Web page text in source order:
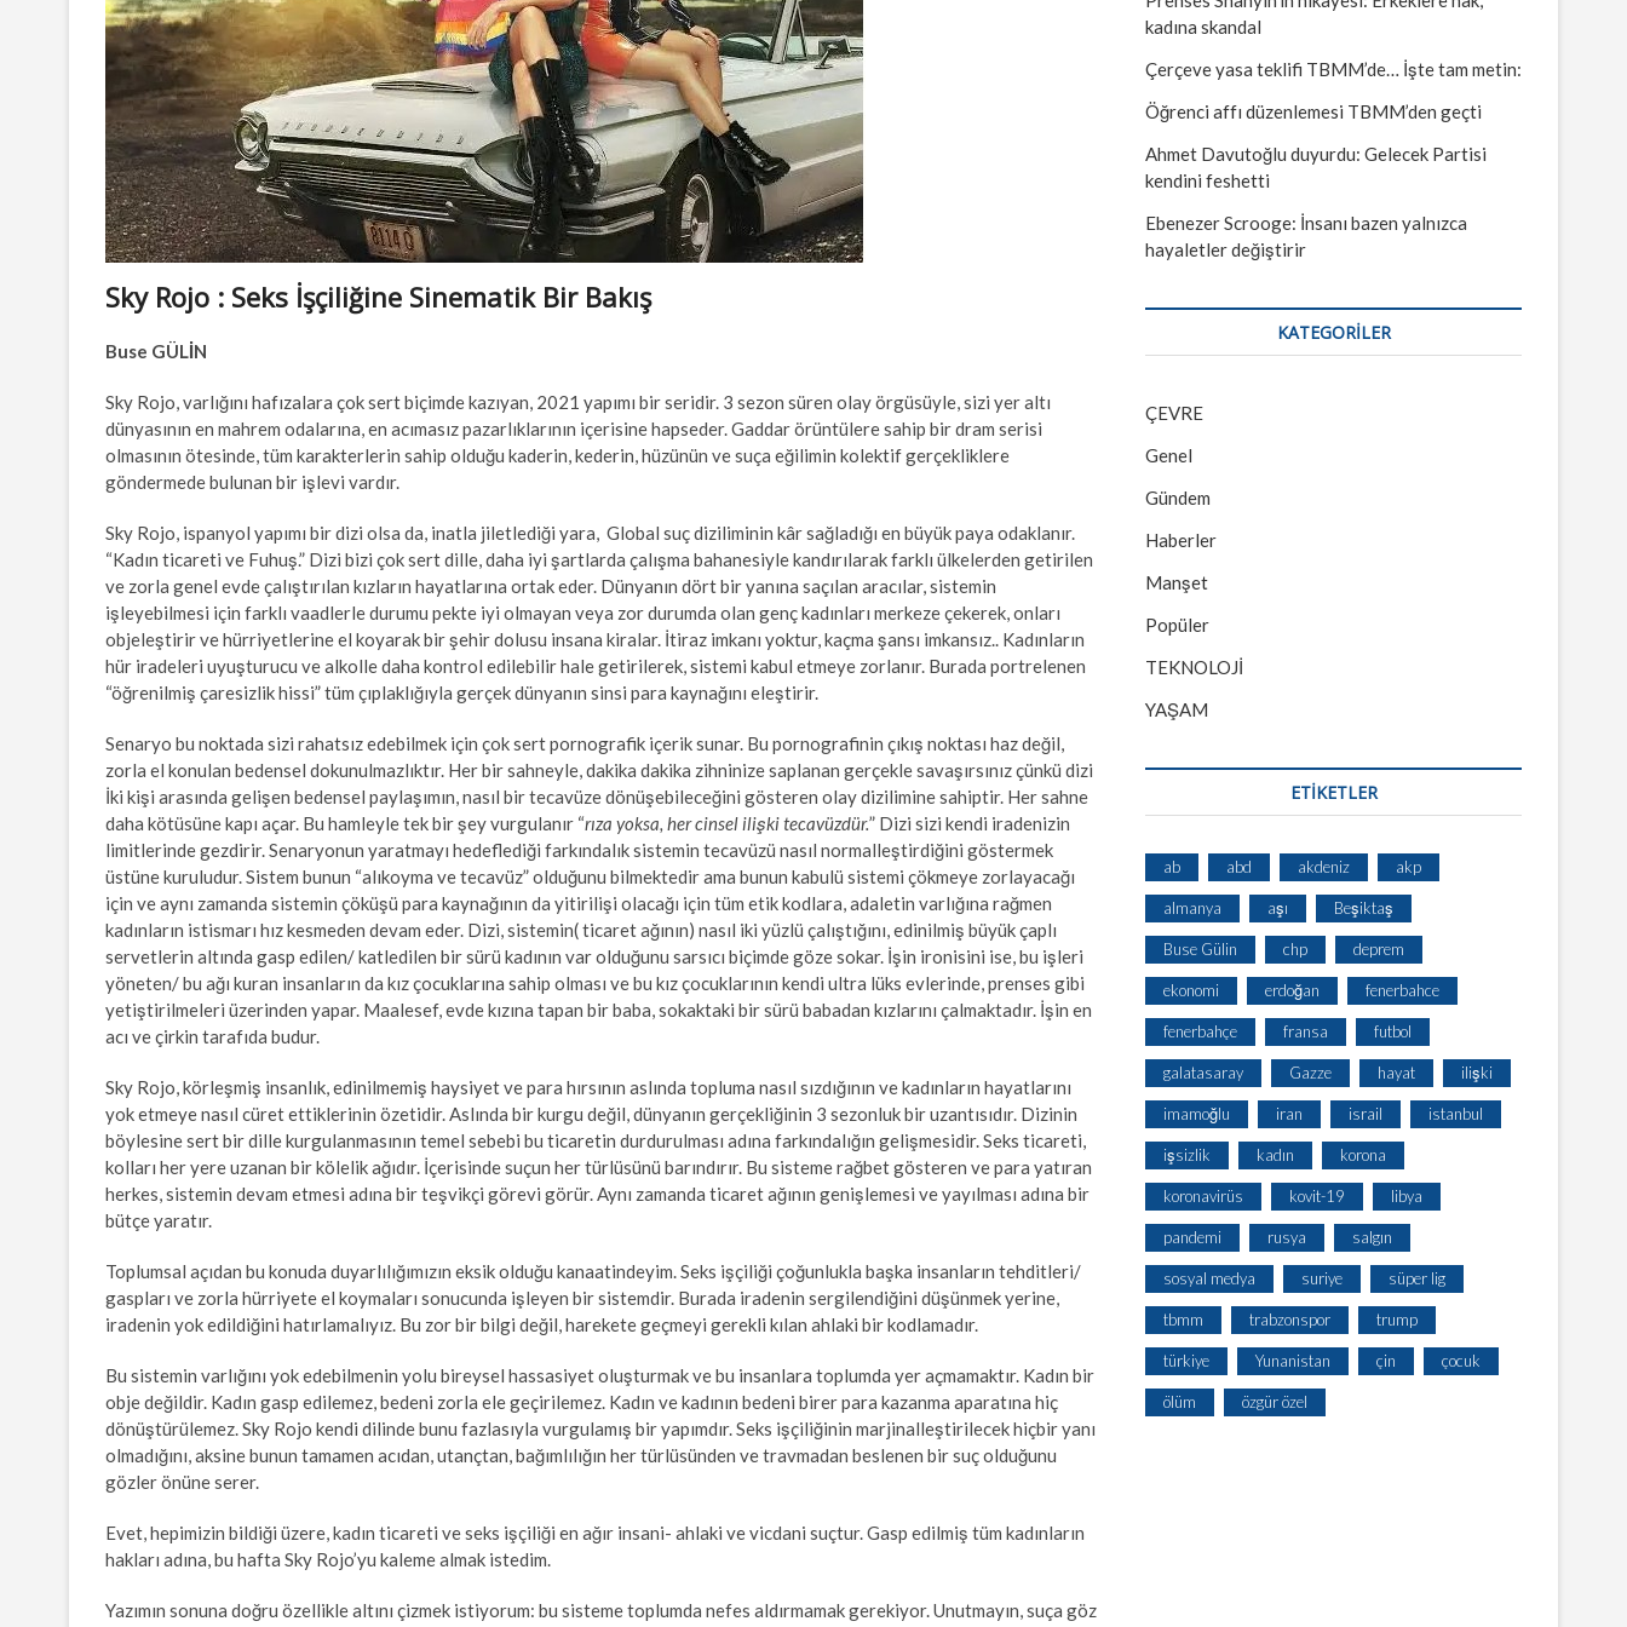
Sky Rojo : Seks İşçiliğine Sinematik Bir Bakış
Buse GÜLİN
Sky Rojo, varlığını hafızalara çok sert biçimde kazıyan, 2021 yapımı bir seridir. 3 sezon süren olay örgüsüyle, sizi yer altı
dünyasının en mahrem odalarına, en acımasız pazarlıklarının içerisine hapseder. Gaddar örüntülere sahip bir dram serisi
olmasının ötesinde, tüm karakterlerin sahip olduğu kaderin, kederin, hüzünün ve suça eğilimin kolektif gerçekliklere
göndermede bulunan bir işlevi vardır.
Sky Rojo, ispanyol yapımı bir dizi olsa da, inatla jiletlediği yara, Global suç diziliminin kâr sağladığı en büyük paya odaklanır.
“Kadın ticareti ve Fuhuş.” Dizi bizi çok sert dille, daha iyi şartlarda çalışma bahanesiyle kandırılarak farklı ülkelerden getirilen
ve zorla genel evde çalıştırılan kızların hayatlarına ortak eder. Dünyanın dört bir yanına saçılan aracılar, sistemin
işleyebilmesi için farklı vaadlerle durumu pekte iyi olmayan veya zor durumda olan genç kadınları merkeze çekerek, onları
objeleştirir ve hürriyetlerine el koyarak bir şehir dolusu insana kiralar. İtiraz imkanı yoktur, kaçma şansı imkansız.. Kadınların
hür iradeleri uyuşturucu ve alkolle daha kontrol edilebilir hale getirilerek, sistemi kabul etmeye zorlanır. Burada portrelenen
“öğrenilmiş çaresizlik hissi” tüm çıplaklığıyla gerçek dünyanın sinsi para kaynağını eleştirir.
Senaryo bu noktada sizi rahatsız edebilmek için çok sert pornografik içerik sunar. Bu pornografinin çıkış noktası haz değil,
zorla el konulan bedensel dokunulmazlıktır. Her bir sahneyle, dakika dakika zihninize saplanan gerçekle savaşırsınız çünkü dizi
İki kişi arasında gelişen bedensel paylaşımın, nasıl bir tecavüze dönüşebileceğini gösteren olay dizilimine sahiptir. Her sahne
daha kötüsüne kapı açar. Bu hamleyle tek bir şey vurgulanır “rıza yoksa, her cinsel ilişki tecavüzdür.” Dizi sizi kendi iradenizin
limitlerinde gezdirir. Senaryonun yaratmayı hedeflediği farkındalık sistemin tecavüzü nasıl normalleştirdiğini göstermek
üstüne kuruludur. Sistem bunun “alıkoyma ve tecavüz” olduğunu bilmektedir ama bunun kabulü sistemi çökmeye zorlayacağı
için ve aynı zamanda sistemin çöküşü para kaynağının da yitirilişi olacağı için tüm etik kodlara, adaletin varlığına rağmen
kadınların istismarı hız kesmeden devam eder. Dizi, sistemin( ticaret ağının) nasıl iki yüzlü çalıştığını, edinilmiş büyük çaplı
servetlerin altında gasp edilen/ katledilen bir sürü kadının var olduğunu sarsıcı biçimde göze sokar. İşin ironisini ise, bu işleri
yöneten/ bu ağı kuran insanların da kız çocuklarına sahip olması ve bu kız çocuklarının kendi ultra lüks evlerinde, prenses gibi
yetiştirilmeleri üzerinden yapar. Maalesef, evde kızına tapan bir baba, sokaktaki bir sürü babadan kızlarını çalmaktadır. İşin en
acı ve çirkin tarafıda budur.
Sky Rojo, körleşmiş insanlık, edinilmemiş haysiyet ve para hırsının aslında topluma nasıl sızdığının ve kadınların hayatlarını
yok etmeye nasıl cüret ettiklerinin özetidir. Aslında bir kurgu değil, dünyanın gerçekliğinin 3 sezonluk bir uzantısıdır. Dizinin
böylesine sert bir dille kurgulanmasının temel sebebi bu ticaretin durdurulması adına farkındalığın gelişmesidir. Seks ticareti,
kolları her yere uzanan bir kölelik ağıdır. İçerisinde suçun her türlüsünü barındırır. Bu sisteme rağbet gösteren ve para yatıran
herkes, sistemin devam etmesi adına bir teşvikçi görevi görür. Aynı zamanda ticaret ağının genişlemesi ve yayılması adına bir
bütçe yaratır.
Toplumsal açıdan bu konuda duyarlılığımızın eksik olduğu kanaatindeyim. Seks işçiliği çoğunlukla başka insanların tehditleri/
gaspları ve zorla hürriyete el koymaları sonucunda işleyen bir sistemdir. Burada iradenin sergilendiğini düşünmek yerine,
iradenin yok edildiğini hatırlamalıyız. Bu zor bir bilgi değil, harekete geçmeyi gerekli kılan ahlaki bir kodlamadır.
Bu sistemin varlığını yok edebilmenin yolu bireysel hassasiyet oluşturmak ve bu insanlara toplumda yer açmamaktır. Kadın bir
obje değildir. Kadın gasp edilemez, bedeni zorla ele geçirilemez. Kadın ve kadının bedeni birer para kazanma aparatına hiç
dönüştürülemez. Sky Rojo kendi dilinde bunu fazlasıyla vurgulamış bir yapımdır. Seks işçiliğinin marjinalleştirilecek hiçbir yanı
olmadığını, aksine bunun tamamen acıdan, utançtan, bağımlılığın her türlüsünden ve travmadan beslenen bir suç olduğunu
gözler önüne serer.
Evet, hepimizin bildiği üzere, kadın ticareti ve seks işçiliği en ağır insani- ahlaki ve vicdani suçtur. Gasp edilmiş tüm kadınların
hakları adına, bu hafta Sky Rojo’yu kaleme almak istedim.
Yazımın sonuna doğru özellikle altını çizmek istiyorum: bu sisteme toplumda nefes aldırmamak gerekiyor. Unutmayın, suça göz
kadına skandal
Çerçeve yasa teklifi TBMM’de… İşte tam metin:
Öğrenci affı düzenlemesi TBMM’den geçti
Ahmet Davutoğlu duyurdu: Gelecek Partisi
kendini feshetti
Ebenezer Scrooge: İnsanı bazen yalnızca
hayaletler değiştirir
KATEGORILER
ÇEVRE
Genel
Gündem
Haberler
Manşet
Popüler
TEKNOLOJİ
YAŞAM
ETİKETLER
ab abd akdeniz akp
almanya aşı Beşiktaş
Buse Gülin chp deprem
ekonomi erdoğan fenerbahce
fenerbahçe fransa futbol
galatasaray Gazze hayat ilişki
imamoğlu iran israil istanbul
işsizlik kadın korona
koronavirüs kovit-19 libya
pandemi rusya salgın
sosyal medya suriye süper lig
tbmm trabzonspor trump
türkiye Yunanistan çin çocuk
ölüm özgür özel